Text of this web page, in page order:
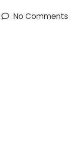
No Comments